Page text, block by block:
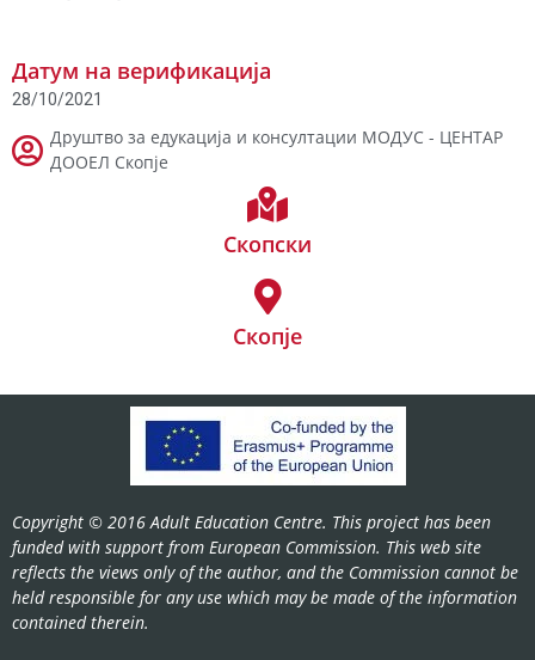
Датум на верификација
28/10/2021
Друштво за едукација и консултации МОДУС - ЦЕНТАР
ДООЕЛ Скопје
Скопски
Скопје
Copyright © 2016 Adult Education Centre. This project has been
funded with support from European Commission. This web site
reflects the views only of the author, and the Commission cannot be
held responsible for any use which may be made of the information
contained therein.